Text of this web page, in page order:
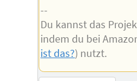
--
Du kannst das
indem du bei
ist das?) nutzt.